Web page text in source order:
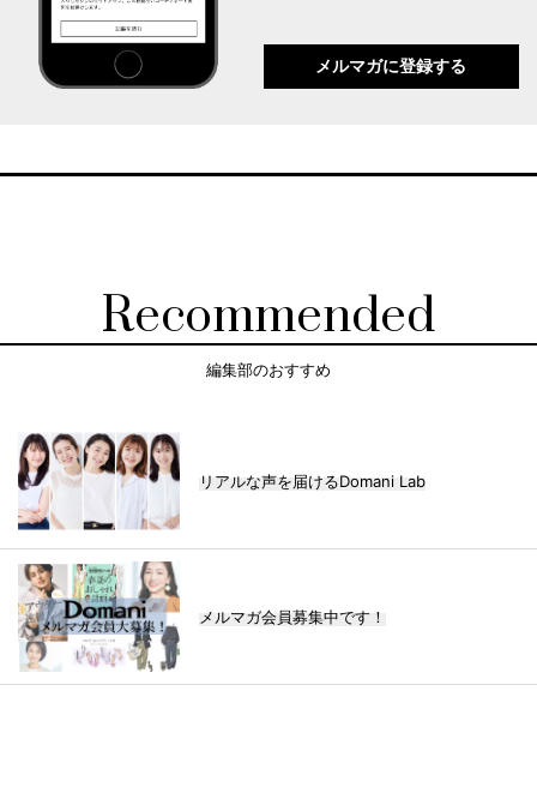
メルマガに登録する
Recommended
編集部のおすすめ
リアルな声を届けるDomani Lab
メルマガ会員募集中です！